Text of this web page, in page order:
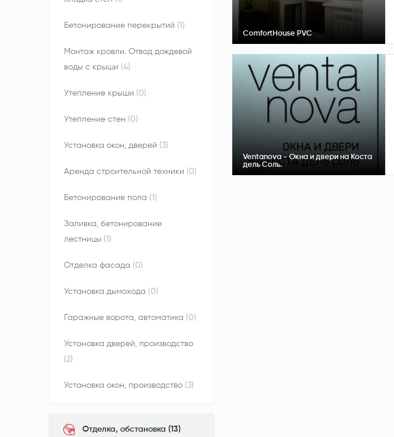
Бетонирование перекрытий (1)
Монтаж кровли. Отвод дождевой
воды с крыши (4)
Утепление крыши (0)
Утепление стен (0)
Установка окон, дверей (3)
Аренда строительной техники (0)
Бетонирование пола (1)
Заливка, бетонирование
лестницы (1)
Отделка фасада (0)
Установка дымохода (0)
Гаражные ворота, автоматика (0)
Установка дверей, производство
(2)
Установка окон, производство (3)
Отделка, обстановка (13)
ComfortHouse PVC
Ventanova - Окна и двери на Коста
дель Соль.